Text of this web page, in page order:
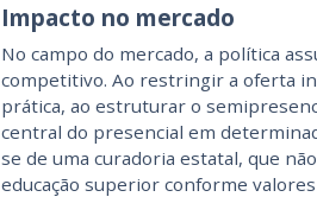
Impacto no mercado
No campo do mercado, a política
competitivo. Ao restringir a oferta
prática, ao estruturar o
central do presencial em
se de uma curadoria estatal, que
educação superior conforme